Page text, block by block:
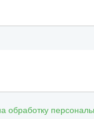
обработку